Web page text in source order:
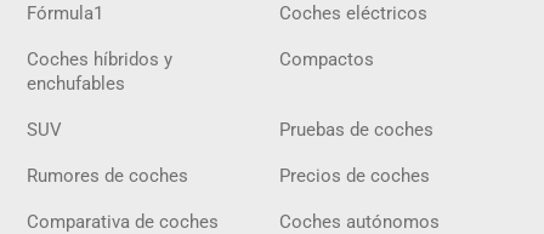
Fórmula1 Coches eléctricos
Coches híbridos y
enchufables
Compactos
SUV Pruebas de coches
Rumores de coches Precios de coches
Comparativa de coches Coches autónomos